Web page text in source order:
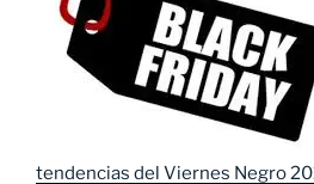
tendencias del Viernes Negro